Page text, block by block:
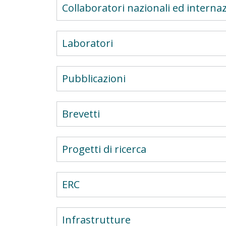
Collaboratori nazionali ed
Laboratori
Pubblicazioni
Brevetti
Progetti di ricerca
ERC
Infrastrutture